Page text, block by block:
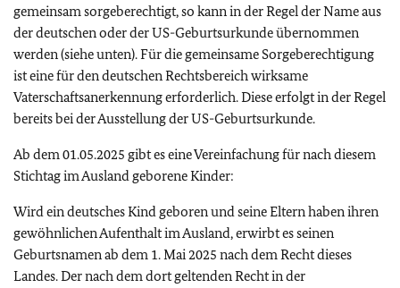
gemeinsam sorgeberechtigt, so kann in der Regel der Name aus
der deutschen oder der US-Geburtsurkunde übernommen
werden (siehe unten). Für die gemeinsame Sorgeberechtigung
ist eine für den deutschen Rechtsbereich wirksame
Vaterschaftsanerkennung erforderlich. Diese erfolgt in der Regel
bereits bei der Ausstellung der US-Geburtsurkunde.
Ab dem 01.05.2025 gibt es eine Vereinfachung für nach diesem
Stichtag im Ausland geborene Kinder:
Wird ein deutsches Kind geboren und seine Eltern haben ihren
gewöhnlichen Aufenthalt im Ausland, erwirbt es seinen
Geburtsnamen ab dem 1. Mai 2025 nach dem Recht dieses
Landes. Der nach dem dort geltenden Recht in der